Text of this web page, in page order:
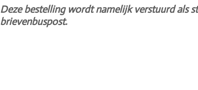
Deze bestelling wordt namelijk verstuurd als
brievenbuspost.